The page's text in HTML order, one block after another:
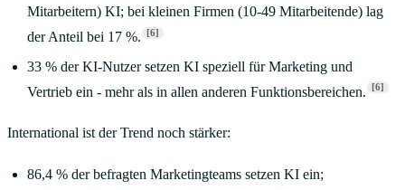
Mitarbeitern) KI; bei kleinen Firmen (10-49 Mitarbeitende) lag
der Anteil bei 17 %.
[6]
33 % der KI-Nutzer setzen KI speziell für Marketing und
Vertrieb ein - mehr als in allen anderen Funktionsbereichen.
[6]
International ist der Trend noch stärker:
86,4 % der befragten Marketingteams setzen KI ein;